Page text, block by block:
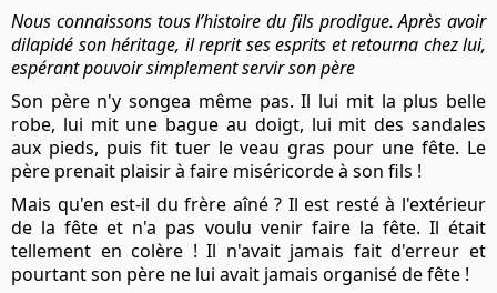
Nous connaissons tous l’histoire du fils prodigue. Après avoir
dilapidé son héritage, il reprit ses esprits et retourna chez lui,
espérant pouvoir simplement servir son père
Son père n'y songea même pas. Il lui mit la plus belle
robe, lui mit une bague au doigt, lui mit des sandales
aux pieds, puis fit tuer le veau gras pour une fête. Le
père prenait plaisir à faire miséricorde à son fils !
Mais qu'en est-il du frère aîné ? Il est resté à l'extérieur
de la fête et n'a pas voulu venir faire la fête. Il était
tellement en colère ! Il n'avait jamais fait d'erreur et
pourtant son père ne lui avait jamais organisé de fête !